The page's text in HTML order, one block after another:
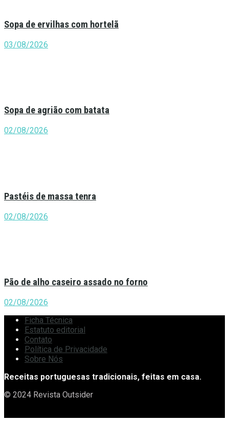
Sopa de ervilhas com hortelã
03/08/2026
Sopa de agrião com batata
02/08/2026
Pastéis de massa tenra
02/08/2026
Pão de alho caseiro assado no forno
02/08/2026
Ficha Técnica
Estatuto editorial
Contato
Política de Privacidade
Sobre Nós
Receitas portuguesas tradicionais, feitas em casa.
© 2024 Revista Outsider